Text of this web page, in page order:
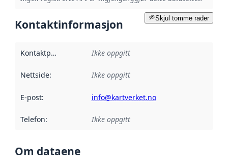
Skjul tomme rader
Kontaktinformasjon
Kontaktpunkt Ikke oppgitt
Nettside: Ikke oppgitt
E-post: info@kartverket.no
Telefon: Ikke oppgitt
Om dataene